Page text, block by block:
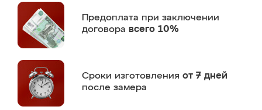
Предоплата при заключении
договора всего 10%
Сроки изготовления от 7 дней
после замера